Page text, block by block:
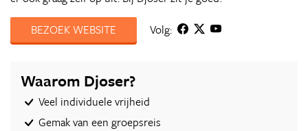
BEZOEK WEBSITE
Volg:
Waarom Djoser?
Veel individuele vrijheid
Gemak van een groepsreis